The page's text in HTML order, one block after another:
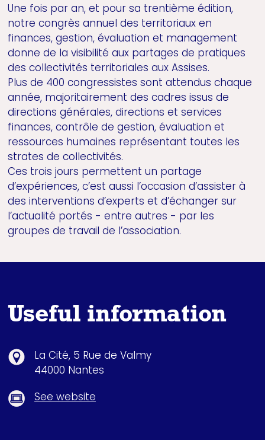
Une fois par an, et pour sa trentième édition,
notre congrès annuel des territoriaux en
finances, gestion, évaluation et management
donne de la visibilité aux partages de pratiques
des collectivités territoriales aux Assises.
Plus de 400 congressistes sont attendus chaque
année, majoritairement des cadres issus de
directions générales, directions et services
finances, contrôle de gestion, évaluation et
ressources humaines représentant toutes les
strates de collectivités.
Ces trois jours permettent un partage
d’expériences, c’est aussi l’occasion d’assister à
des interventions d’experts et d’échanger sur
l’actualité portés - entre autres - par les
groupes de travail de l’association.
Useful information
La Cité, 5 Rue de Valmy
44000 Nantes
See website